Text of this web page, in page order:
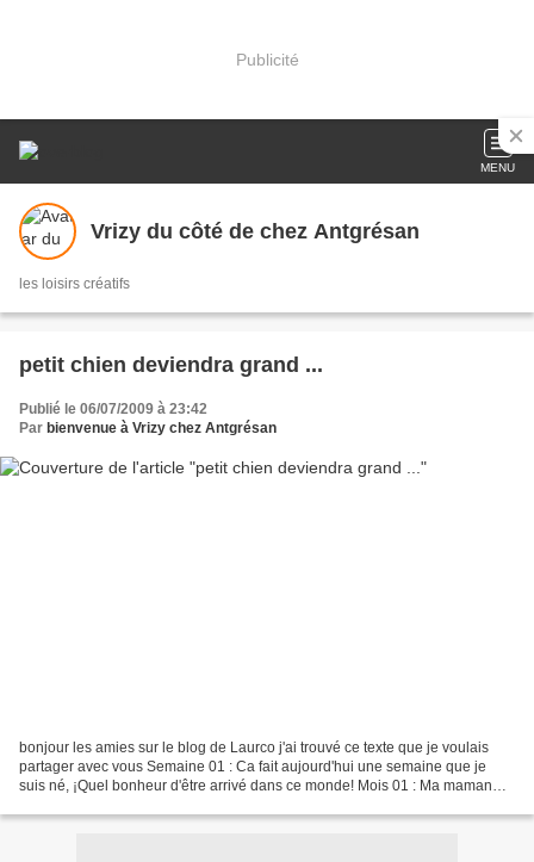
Publicité
MENU
Vrizy du côté de chez Antgrésan
les loisirs créatifs
petit chien deviendra grand ...
Publié le 06/07/2009 à 23:42
Par bienvenue à Vrizy chez Antgrésan
bonjour les amies sur le blog de Laurco j'ai trouvé ce texte que je voulais
partager avec vous Semaine 01 : Ca fait aujourd'hui une semaine que je
suis né, ¡Quel bonheur d'être arrivé dans ce monde! Mois 01 : Ma maman